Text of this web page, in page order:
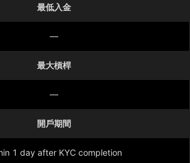
最低入金
—
最大槓桿
—
開戶期間
1 day after KYC completion